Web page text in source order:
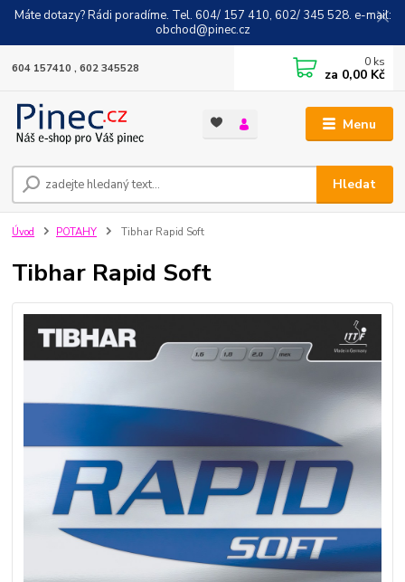
Máte dotazy? Rádi poradíme. Tel. 604/ 157 410, 602/ 345 528. e-mail:
obchod@pinec.cz
Menu
Hledat
604 157410 , 602 345528 0 ks
za 0,00 Kč
Úvod POTAHY Tibhar Rapid Soft
Tibhar Rapid Soft